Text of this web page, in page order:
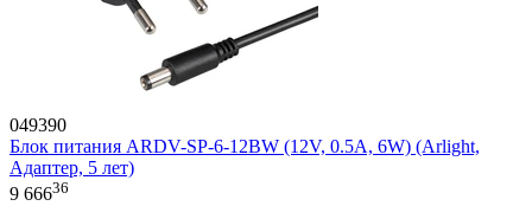
049390
Блок питания ARDV-SP-6-12BW (12V, 0.5A, 6W) (Arlight,
Адаптер, 5 лет)
9 66636